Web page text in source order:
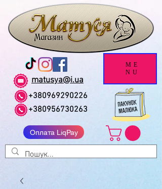
matusya@i.ua
+380969290226
+380956730263
Оплата LiqPay
ME
NU